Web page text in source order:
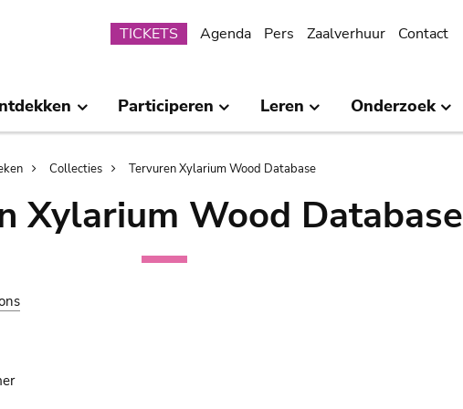
Submenu
TICKETS Agenda Pers Zaalverhuur Contact
Participeren Leren Onderzoek
Collecties Tervuren Xylarium Wood Database
Xylarium Wood Database